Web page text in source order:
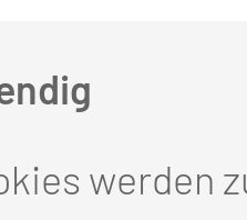
werden